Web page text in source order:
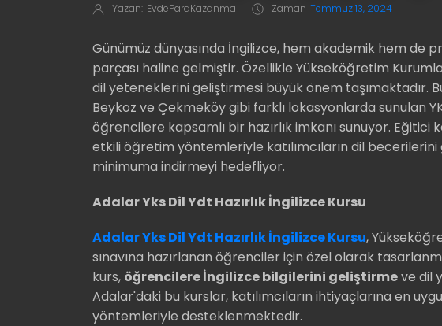
Yazan: EvdeParaKazanma Zaman Temmuz 13, 2024
Günümüz dünyasında İngilizce, hem akademik hem de
parçası haline gelmiştir. Özellikle Yükseköğretim
dil yeteneklerini geliştirmesi büyük önem taşımaktadır.
Beykoz ve Çekmeköy gibi farklı lokasyonlarda sunulan
öğrencilere kapsamlı bir hazırlık imkanı sunuyor.
etkili öğretim yöntemleriyle katılımcıların dil becerilerini
minimuma indirmeyi hedefliyor.
Adalar Yks Dil Ydt Hazırlık İngilizce Kursu
Adalar Yks Dil Ydt Hazırlık İngilizce Kursu,
sınavına hazırlanan öğrenciler için özel olarak
kurs, öğrencilere İngilizce bilgilerini geliştirmeve dil
Adalar'daki bu kurslar, katılımcıların ihtiyaçlarına en
yöntemleriyle desteklenmektedir.